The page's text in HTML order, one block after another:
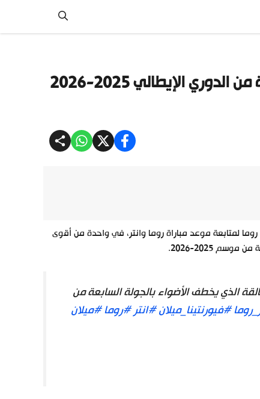
موعد مباراة روما وانتر في قمة الجولة السابعة من الدوري الإيطالي 2025-2026
لمتابعة موعد مباراة روما وانتر، في واحدة من أقوى
2025-2026.
الذي يخطف الأضواء بالجولة السابعة من
#فيورنتينا_ميلان#انتر#روما#ميلان